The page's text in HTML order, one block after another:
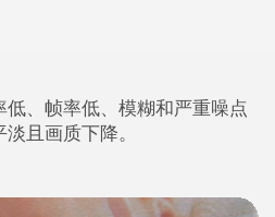
、帧率低、模糊和严重噪点
且画质下降。